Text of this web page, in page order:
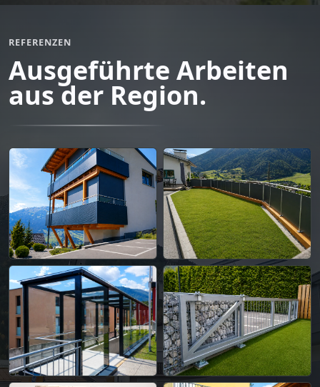
REFERENZEN
Ausgeführte Arbeiten
aus der Region.